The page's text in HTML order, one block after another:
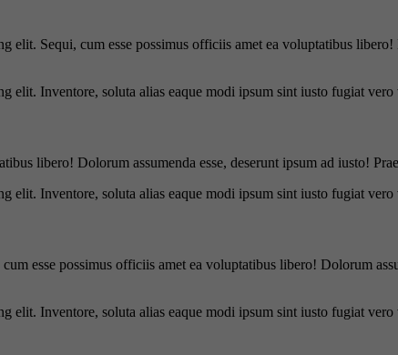
elit. Sequi, cum esse possimus officiis amet ea voluptatibus
elit. Inventore, soluta alias eaque modi ipsum sint iusto fugiat vero
libero! Dolorum assumenda esse, deserunt ipsum ad iusto!
elit. Inventore, soluta alias eaque modi ipsum sint iusto fugiat vero
esse possimus officiis amet ea voluptatibus libero! Dolorum
elit. Inventore, soluta alias eaque modi ipsum sint iusto fugiat vero